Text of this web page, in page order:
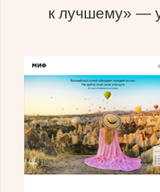
к лучшему» —